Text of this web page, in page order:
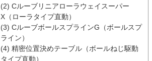
(2) Cルーブリニアローラウェイスーパー
X（ローラタイプ直動）
(3) CルーブボールスプラインG（ボールスプ
ライン）
(4) 精密位置決めテーブル（ボールねじ駆動
タイプ直動）